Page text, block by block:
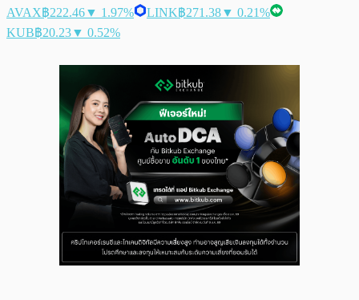
AVAX฿222.46▼ 1.97% LINK฿271.38▼ 0.21%
KUB฿20.23▼ 0.52%